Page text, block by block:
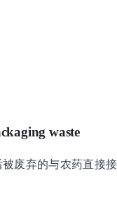
waste
废弃的与农药直接